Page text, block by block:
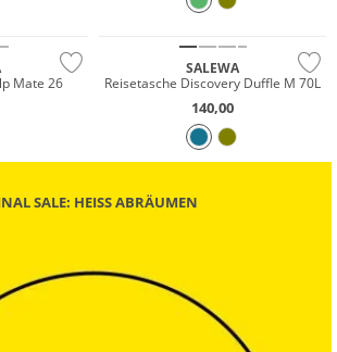
Mate 26
SALEWA
Reisetasche Discovery Duffle M 70L
140,00
SALE: HEISS ABRÄUMEN